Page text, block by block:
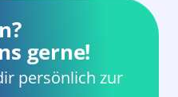
gerne!
persönlich zur